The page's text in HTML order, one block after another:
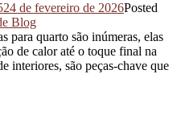
24 de fevereiro de 2026Posted
Blog
para quarto são inúmeras, elas
de calor até o toque final na
interiores, são peças-chave que